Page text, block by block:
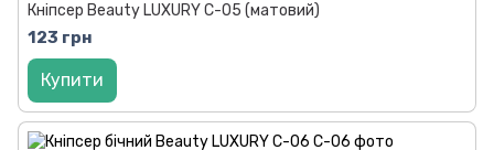
Кніпсер Beauty LUXURY C-05 (матовий)
123 грн
Купити